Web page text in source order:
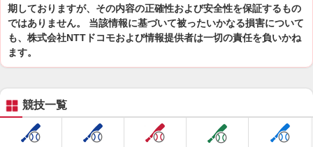
期しておりますが、その内容の正確性および安全性を保証するもの
ではありません。 当該情報に基づいて被ったいかなる損害について
も、株式会社NTTドコモおよび情報提供者は一切の責任を負いかね
ます。
競技一覧